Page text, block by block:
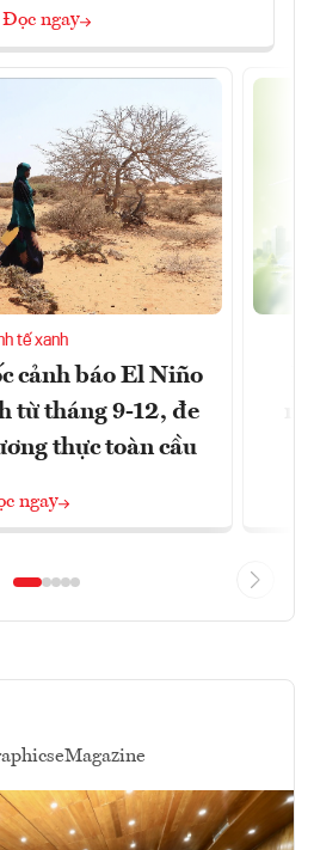
Đọc ngay
tế xanh
cảnh báo El Niño
từ tháng 9-12, đe
thực toàn cầu
ngay
eMagazine